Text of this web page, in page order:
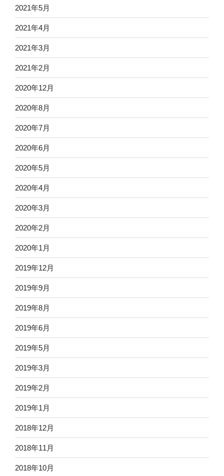
2021年5月
2021年4月
2021年3月
2021年2月
2020年12月
2020年8月
2020年7月
2020年6月
2020年5月
2020年4月
2020年3月
2020年2月
2020年1月
2019年12月
2019年9月
2019年8月
2019年6月
2019年5月
2019年3月
2019年2月
2019年1月
2018年12月
2018年11月
2018年10月